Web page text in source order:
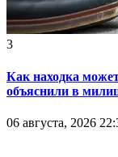
3
Как находка
объяснили в
06 августа, 2026